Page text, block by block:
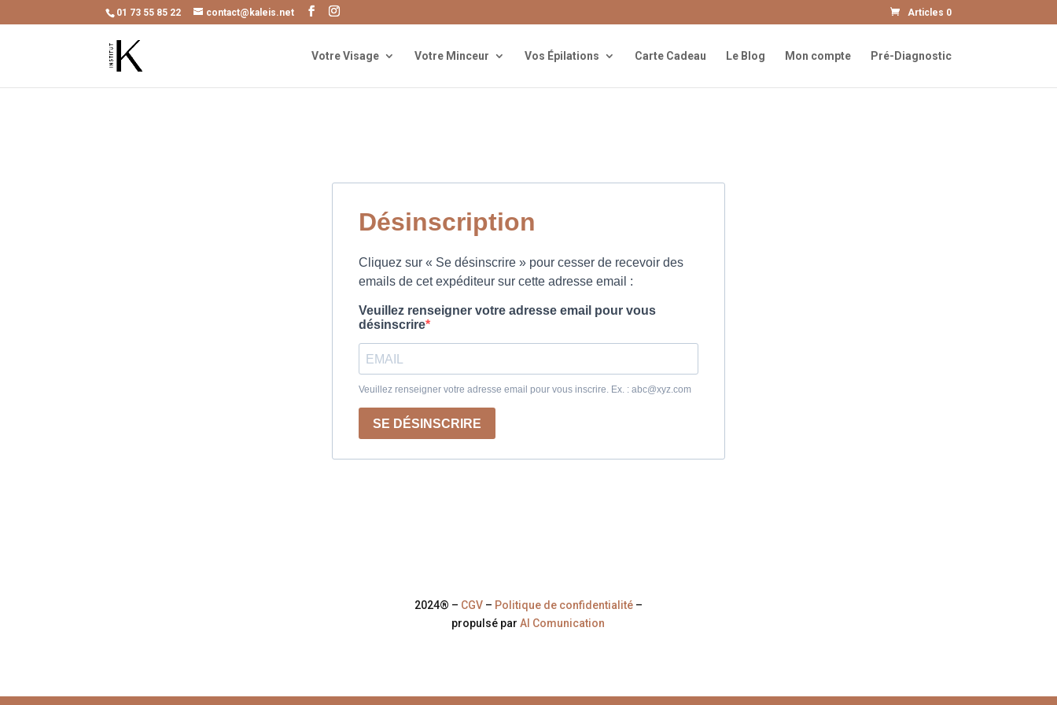
01 73 55 85 22 contact@kaleis.net Articles 0
Votre Visage Votre Minceur Vos Épilations Carte Cadeau Le Blog Mon compte Pré-Diagnostic
2024® – CGV– Politique de confidentialité–
propulsé parAl Comunication